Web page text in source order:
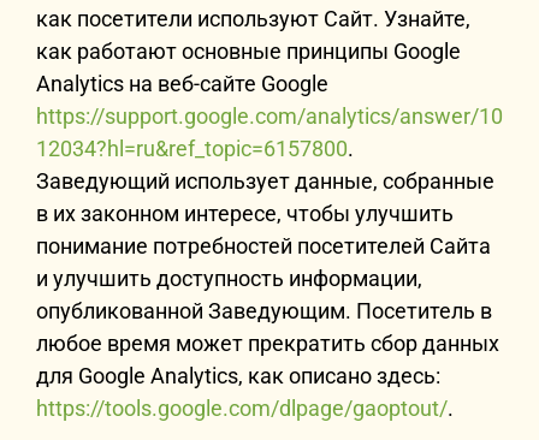
как посетители используют Сайт. Узнайте,
как работают основные принципы Google
Analytics на веб-сайте Google
https://support.google.com/analytics/answer/10
12034?hl=ru&ref_topic=6157800.
Заведующий использует данные, собранные
в их законном интересе, чтобы улучшить
понимание потребностей посетителей Сайта
и улучшить доступность информации,
опубликованной Заведующим. Посетитель в
любое время может прекратить сбор данных
для Google Analytics, как описано здесь:
https://tools.google.com/dlpage/gaoptout/.